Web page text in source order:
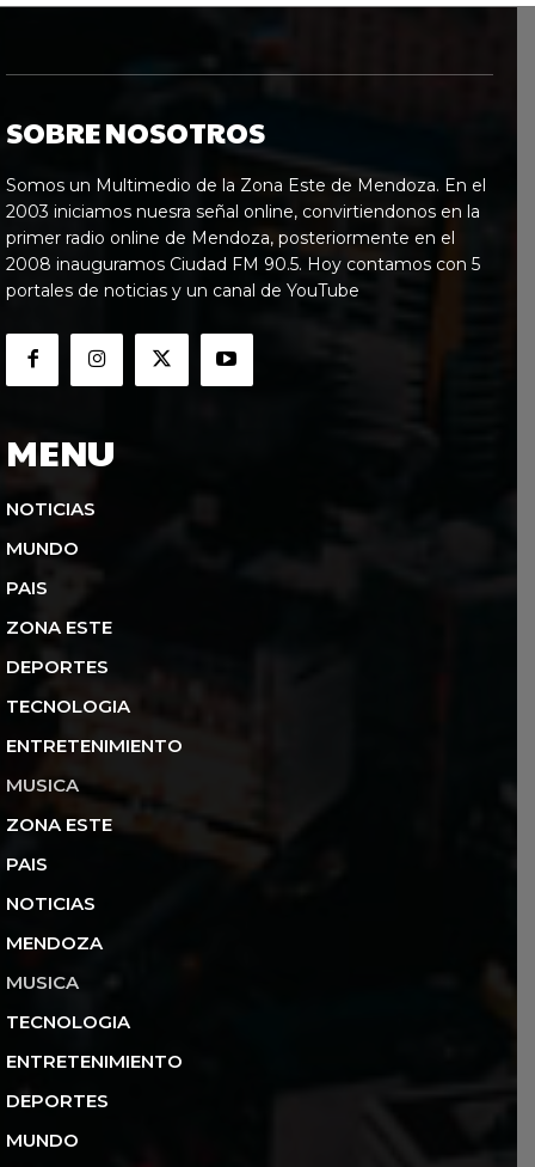
SOBRE NOSOTROS
Somos un Multimedio de la Zona Este de Mendoza. En el
2003 iniciamos nuesra señal online, convirtiendonos en la
primer radio online de Mendoza, posteriormente en el
2008 inauguramos Ciudad FM 90.5. Hoy contamos con 5
portales de noticias y un canal de YouTube
MENU
NOTICIAS
MUNDO
PAIS
ZONA ESTE
DEPORTES
TECNOLOGIA
ENTRETENIMIENTO
MUSICA
ZONA ESTE
PAIS
NOTICIAS
MENDOZA
MUSICA
TECNOLOGIA
ENTRETENIMIENTO
DEPORTES
MUNDO